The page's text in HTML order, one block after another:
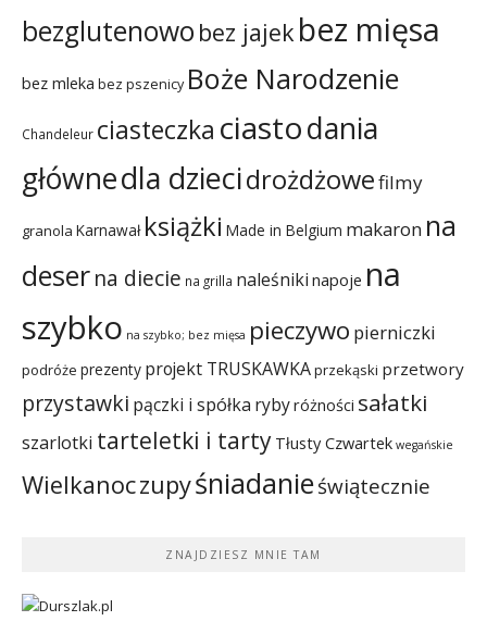
bezglutenowo bez jajekbez mięsa
bez mleka bez pszenicy Boże Narodzenie
Chandeleur ciasteczka ciastodania
głównedla dziecidrożdżowefilmy
granola Karnawał książki Made in Belgium makaron na
deserna diecie na grilla naleśniki napoje na
szybko na szybko; bez mięsa pieczywo pierniczki
podróże prezenty projekt TRUSKAWKAprzekąski przetwory
przystawki pączki i spółka rybyróżności sałatki
szarlotki tarteletki i tarty Tłusty Czwartek wegańskie
Wielkanoczupyśniadanieświątecznie
ZNAJDZIESZ MNIE TAM